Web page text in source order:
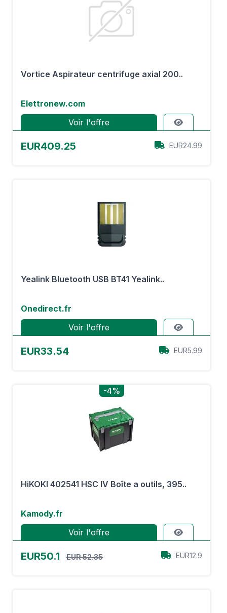
Vortice Aspirateur centrifuge axial 200..
Elettronew.com
Voir l'offre
EUR409.25 EUR24.99
Yealink Bluetooth USB BT41 Yealink..
Onedirect.fr
Voir l'offre
EUR33.54 EUR5.99
-4%
HiKOKI 402541 HSC IV Boîte a outils, 395..
Kamody.fr
Voir l'offre
EUR50.1 EUR 52.35 EUR12.9